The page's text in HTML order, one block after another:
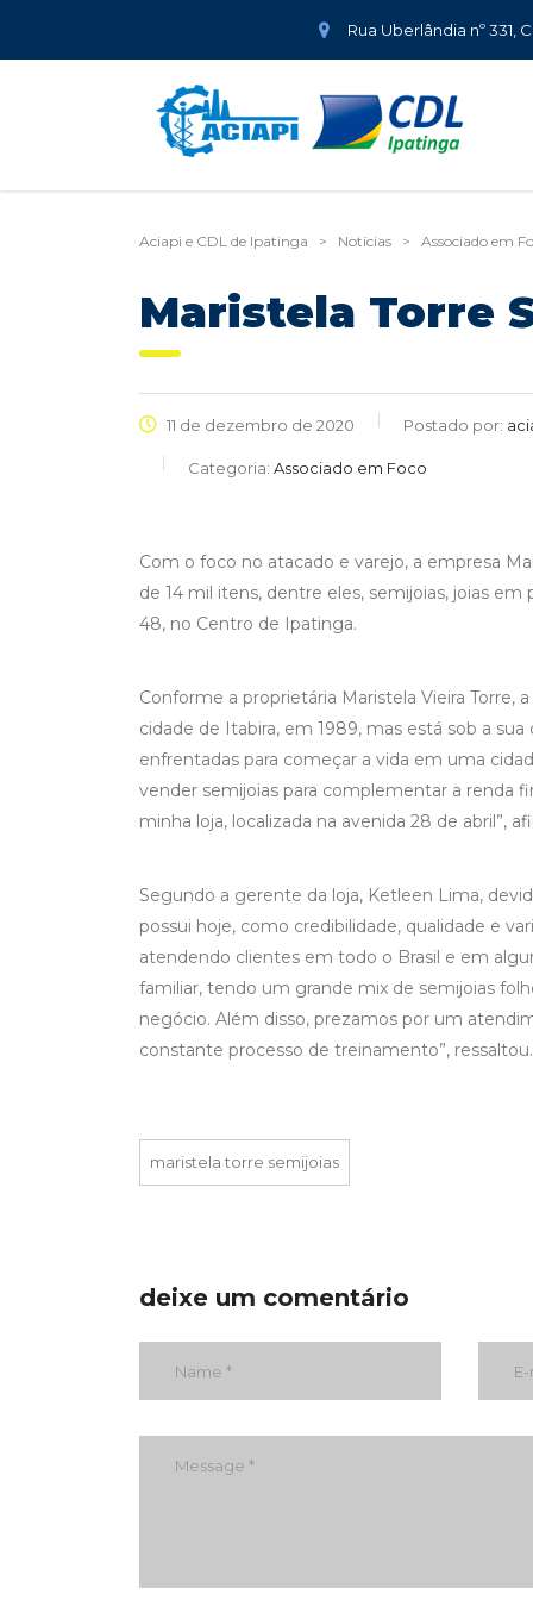
Rua Uberlândia nº 331,
Aciapi e CDL de Ipatinga > Notícias > Associado em
Maristela Torre
11 de dezembro de 2020 Postado por:
Categoria: Associado em Foco
Com o foco no atacado e varejo, a empresa
de 14 mil itens, dentre eles, semijoias, joias
48, no Centro de Ipatinga.
Conforme a proprietária Maristela Vieira Torre,
cidade de Itabira, em 1989, mas está sob a
enfrentadas para começar a vida em uma
vender semijoias para complementar a renda
minha loja, localizada na avenida 28 de abril”,
Segundo a gerente da loja, Ketleen Lima,
possui hoje, como credibilidade, qualidade e
atendendo clientes em todo o Brasil e em
familiar, tendo um grande mix de semijoias
negócio. Além disso, prezamos por um
constante processo de treinamento”, ressaltou.
maristela torre semijoias
deixe um comentário